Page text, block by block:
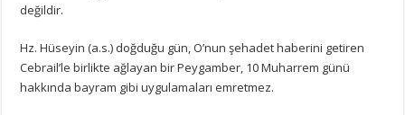
değildir.
Hz. Hüseyin (a.s.) doğduğu gün, O’nun şehadet haberini getiren
Cebrail’le birlikte ağlayan bir Peygamber, 10 Muharrem günü
hakkında bayram gibi uygulamaları emretmez.